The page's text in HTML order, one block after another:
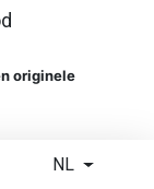
NL
originele